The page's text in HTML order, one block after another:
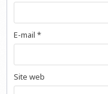
E-mail*
Site web